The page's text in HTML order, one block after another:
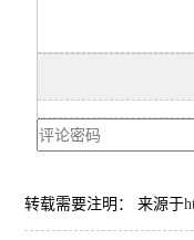
转载需要注明： 来源于